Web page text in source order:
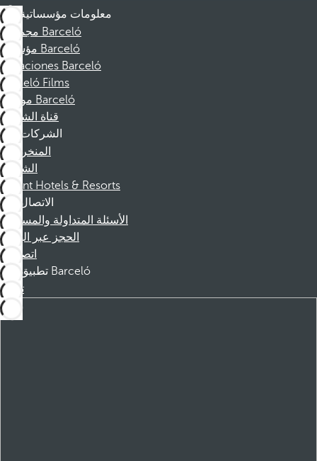
معلومات مؤسساتية
مجموعة Barceló
مؤسسة Barceló
Vacaciones Barceló
Barceló Films
موظفو Barceló
قناة الشكوى
الشركات
المنخرطين
الشركاء
Dorint Hotels & Resorts
الاتصال
الأسئلة المتداولة والمساعدة
الحجز عبر الهاتف
اتصل بنا
تطبيق Barceló
تنزيل